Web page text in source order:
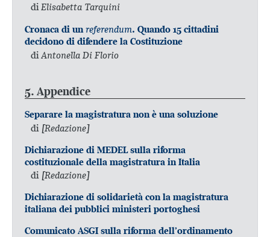
diElisabetta Tarquini
Cronaca di unreferendum. Quando 15 cittadini
decidono di difendere la Costituzione
di Antonella Di Florio
5. Appendice
Separare la magistratura non è una soluzione
di [Redazione]
Dichiarazione di MEDEL sulla riforma
costituzionale della magistratura in Italia
di [Redazione]
Dichiarazione di solidarietà con la magistratura
italiana dei pubblici ministeri portoghesi
Comunicato ASGI sulla riforma dell’ordinamento